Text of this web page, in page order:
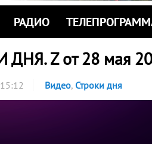
РАДИО
Z от 28 мая
Видео, Строки дня